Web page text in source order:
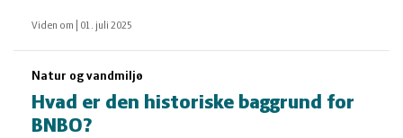
Viden om 01. juli 2025
Natur og vandmiljø
Hvad er den historiske baggrund for
BNBO?